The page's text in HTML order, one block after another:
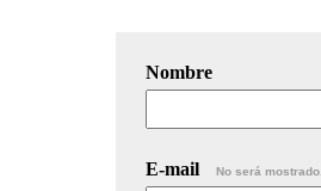
Nombre
E-mail No será mostrado.